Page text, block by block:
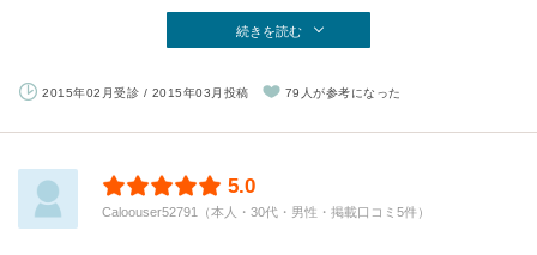
続きを読む
2015年02月受診 / 2015年03月投稿 79人が参考になった
5.0
Caloouser52791（本人・30代・男性・掲載口コミ5件）